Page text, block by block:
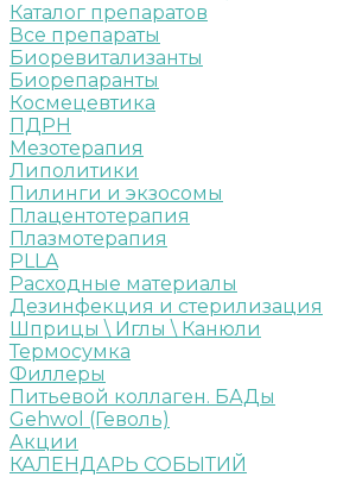
Каталог препаратов
Все препараты
Биоревитализанты
Биорепаранты
Космецевтика
ПДРН
Мезотерапия
Липолитики
Пилинги и экзосомы
Плацентотерапия
Плазмотерапия
PLLA
Расходные материалы
Дезинфекция и стерилизация
Шприцы \ Иглы \ Канюли
Термосумка
Филлеры
Питьевой коллаген. БАДы
Gehwol (Геволь)
Акции
КАЛЕНДАРЬ СОБЫТИЙ